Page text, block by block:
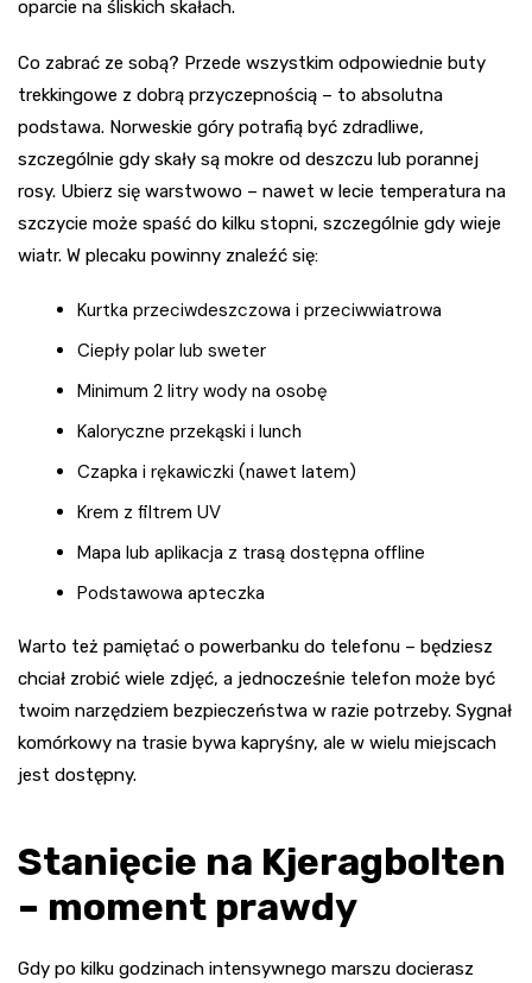
oparcie na śliskich skałach.
Co zabrać ze sobą? Przede wszystkim odpowiednie buty
trekkingowe z dobrą przyczepnością – to absolutna
podstawa. Norweskie góry potrafią być zdradliwe,
szczególnie gdy skały są mokre od deszczu lub porannej
rosy. Ubierz się warstwowo – nawet w lecie temperatura na
szczycie może spaść do kilku stopni, szczególnie gdy wieje
wiatr. W plecaku powinny znaleźć się:
Kurtka przeciwdeszczowa i przeciwwiatrowa
Ciepły polar lub sweter
Minimum 2 litry wody na osobę
Kaloryczne przekąski i lunch
Czapka i rękawiczki (nawet latem)
Krem z filtrem UV
Mapa lub aplikacja z trasą dostępna offline
Podstawowa apteczka
Warto też pamiętać o powerbanku do telefonu – będziesz
chciał zrobić wiele zdjęć, a jednocześnie telefon może być
twoim narzędziem bezpieczeństwa w razie potrzeby. Sygnał
komórkowy na trasie bywa kapryśny, ale w wielu miejscach
jest dostępny.
Stanięcie na Kjeragbolten
– moment prawdy
Gdy po kilku godzinach intensywnego marszu docierasz